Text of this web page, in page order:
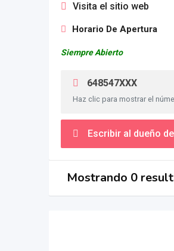
Mostrando 0
Visita el sitio web
Horario De Apertura
Siempre Abierto
648547XXX
Haz clic para mostrar el
Escribir al dueño